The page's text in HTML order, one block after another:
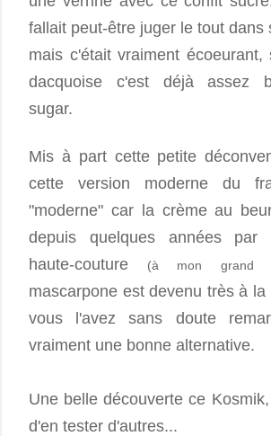
fallait peut-être juger le tout dans
mais c'était vraiment écoeurant,
dacquoise c'est déjà assez
sugar.
Mis à part cette petite
cette version moderne du
"moderne" car la crème au
depuis quelques années par
haute-couture
(à mon grand
mascarpone est devenu très à
vous l'avez sans doute
vraiment une bonne alternative.
Une belle découverte ce
d'en tester d'autres...